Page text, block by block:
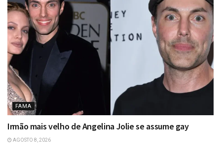
FAMA
Irmão mais velho de Angelina Jolie se assume gay
AGOSTO 8, 2026